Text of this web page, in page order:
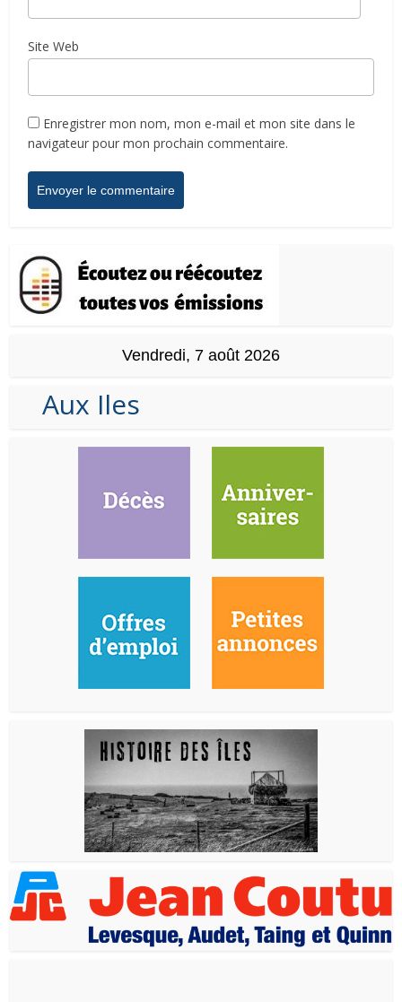
Site Web
Enregistrer mon nom, mon e-mail et mon site dans le
navigateur pour mon prochain commentaire.
Vendredi, 7 août 2026
Aux Iles